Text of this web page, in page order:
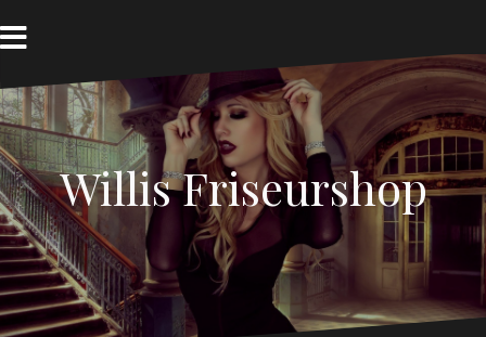
Inhalt
springen
Willis Friseurshop